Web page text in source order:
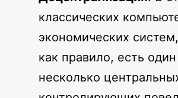
классических
экономических
как правило, есть
несколько